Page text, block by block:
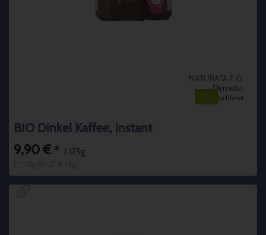
NATURATA E.G.
Demeter
Deutschland
BIO Dinkel Kaffee, instant
9,90 € * / 175g